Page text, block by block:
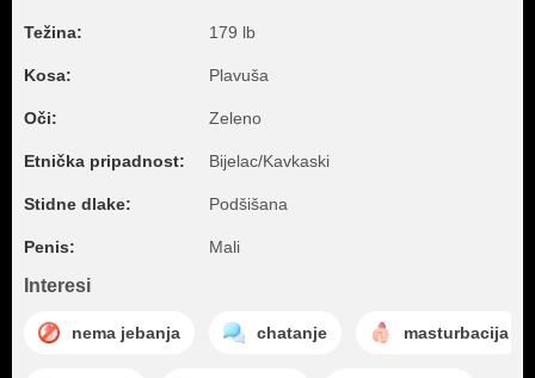
Težina: 179 lb
Kosa: Plavuša
Oči: Zeleno
Etnička pripadnost: Bijelac/Kavkaski
Stidne dlake: Podšišana
Penis: Mali
Interesi
nema jebanja chatanje masturbacija